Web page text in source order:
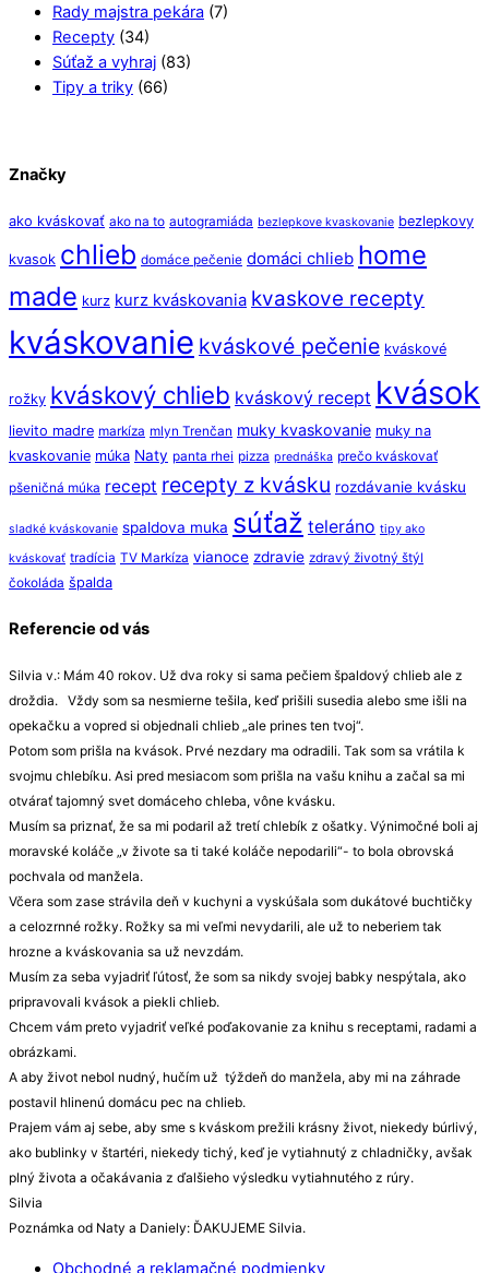
Rady majstra pekára (7)
Recepty (34)
Súťaž a vyhraj (83)
Tipy a triky (66)
Značky
ako kváskovať ako na to autogramiáda bezlepkove kvaskovanie bezlepkovy
kvasok chlieb domáce pečenie domáci chlieb home
made kurz kurz kváskovania kvaskove recepty
kváskovanie kváskové pečenie kváskové
rožky kváskový chlieb kváskový recept kvások
lievito madre markíza mlyn Trenčan muky kvaskovanie muky na
kvaskovanie múka Naty panta rhei pizza prednáška prečo kváskovať
pšeničná múka recept recepty z kvásku rozdávanie kvásku
sladké kváskovanie spaldova muka súťaž teleráno tipy ako
kváskovať tradícia TV Markíza vianoce zdravie zdravý životný štýl
čokoláda špalda
Referencie od vás
Silvia v.: Mám 40 rokov. Už dva roky si sama pečiem špaldový chlieb ale z
droždia. Vždy som sa nesmierne tešila, keď prišili susedia alebo sme išli na
opekačku a vopred si objednali chlieb „ale prines ten tvoj“.
Potom som prišla na kvások. Prvé nezdary ma odradili. Tak som sa vrátila k
svojmu chlebíku. Asi pred mesiacom som prišla na vašu knihu a začal sa mi
otvárať tajomný svet domáceho chleba, vône kvásku.
Musím sa priznať, že sa mi podaril až tretí chlebík z ošatky. Výnimočné boli aj
moravské koláče „v živote sa ti také koláče nepodarili“- to bola obrovská
pochvala od manžela.
Včera som zase strávila deň v kuchyni a vyskúšala som dukátové buchtičky
a celozrnné rožky. Rožky sa mi veľmi nevydarili, ale už to neberiem tak
hrozne a kváskovania sa už nevzdám.
Musím za seba vyjadriť ľútosť, že som sa nikdy svojej babky nespýtala, ako
pripravovali kvások a piekli chlieb.
Chcem vám preto vyjadriť veľké poďakovanie za knihu s receptami, radami a
obrázkami.
A aby život nebol nudný, hučím už týždeň do manžela, aby mi na záhrade
postavil hlinenú domácu pec na chlieb.
Prajem vám aj sebe, aby sme s kváskom prežili krásny život, niekedy búrlivý,
ako bublinky v štartéri, niekedy tichý, keď je vytiahnutý z chladničky, avšak
plný života a očakávania z ďalšieho výsledku vytiahnutého z rúry.
Silvia
Poznámka od Naty a Daniely: ĎAKUJEME Silvia.
Obchodné a reklamačné podmienky